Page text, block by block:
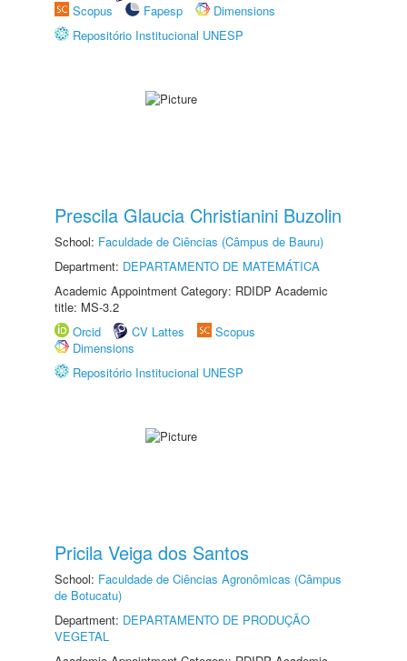
Scopus
Fapesp
Dimensions
Repositório Institucional UNESP
Prescila Glaucia Christianini Buzolin
School: Faculdade de Ciências (Câmpus de Bauru)
Department: DEPARTAMENTO DE MATEMÁTICA
Academic Appointment Category: RDIDP Academic
title: MS-3.2
Orcid
CV Lattes
Scopus
Dimensions
Repositório Institucional UNESP
Pricila Veiga dos Santos
School: Faculdade de Ciências Agronômicas (Câmpus
de Botucatu)
Department: DEPARTAMENTO DE PRODUÇÃO
VEGETAL